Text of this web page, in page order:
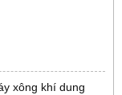
xông khí dung